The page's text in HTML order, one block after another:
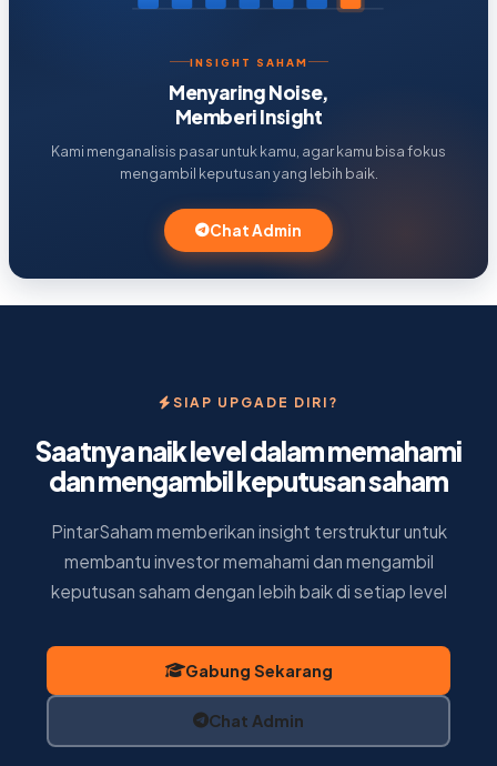
INSIGHT SAHAM
Menyaring Noise,
Memberi Insight
Kami menganalisis pasar untuk kamu, agar kamu bisa fokus
mengambil keputusan yang lebih baik.
Chat Admin
SIAP UPGADE DIRI?
Saatnya naik level dalam memahami
dan mengambil keputusan saham
PintarSaham memberikan insight terstruktur untuk
membantu investor memahami dan mengambil
keputusan saham dengan lebih baik di setiap level
Gabung Sekarang
Chat Admin